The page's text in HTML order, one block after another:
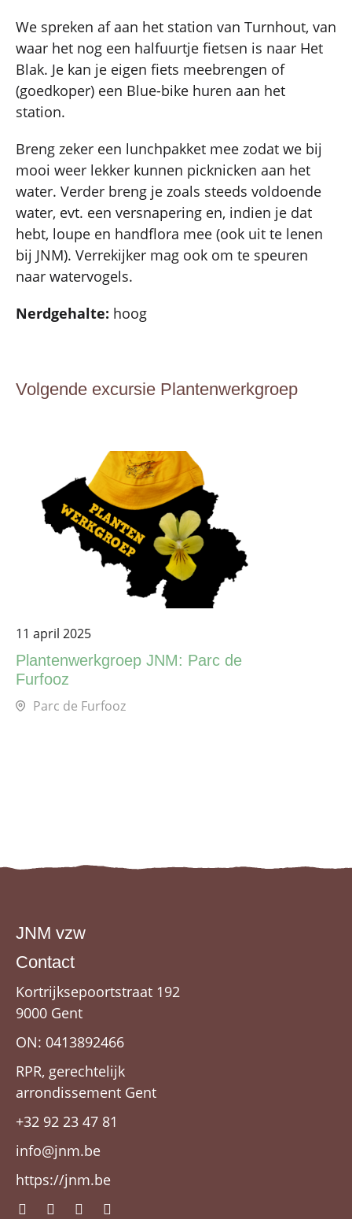
We spreken af aan het station van Turnhout, van
waar het nog een halfuurtje fietsen is naar Het
Blak. Je kan je eigen fiets meebrengen of
(goedkoper) een Blue-bike huren aan het
station.
Breng zeker een lunchpakket mee zodat we bij
mooi weer lekker kunnen picknicken aan het
water. Verder breng je zoals steeds voldoende
water, evt. een versnapering en, indien je dat
hebt, loupe en handflora mee (ook uit te lenen
bij JNM). Verrekijker mag ook om te speuren
naar watervogels.
Nerdgehalte: hoog
Volgende excursie Plantenwerkgroep
11 april 2025
Plantenwerkgroep JNM: Parc de
Furfooz
Parc de Furfooz
JNM vzw
Contact
Kortrijksepoortstraat 192
9000 Gent
ON: 0413892466
RPR, gerechtelijk
arrondissement Gent
+32 92 23 47 81
info@jnm.be
https://jnm.be